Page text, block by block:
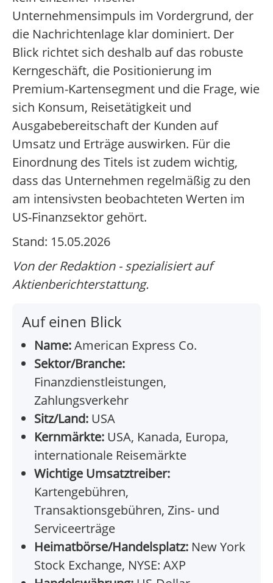
Unternehmensimpuls im Vordergrund, der
die Nachrichtenlage klar dominiert. Der
Blick richtet sich deshalb auf das robuste
Kerngeschäft, die Positionierung im
Premium-Kartensegment und die Frage, wie
sich Konsum, Reisetätigkeit und
Ausgabebereitschaft der Kunden auf
Umsatz und Erträge auswirken. Für die
Einordnung des Titels ist zudem wichtig,
dass das Unternehmen regelmäßig zu den
am intensivsten beobachteten Werten im
US-Finanzsektor gehört.
Stand: 15.05.2026
Von der Redaktion - spezialisiert auf
Aktienberichterstattung.
Auf einen Blick
Name:American Express Co.
Sektor/Branche:
Finanzdienstleistungen,
Zahlungsverkehr
Sitz/Land: USA
Kernmärkte: USA, Kanada, Europa,
internationale Reisemärkte
Wichtige Umsatztreiber:
Kartengebühren,
Transaktionsgebühren, Zins- und
Serviceerträge
Heimatbörse/Handelsplatz: New York
Stock Exchange, NYSE: AXP